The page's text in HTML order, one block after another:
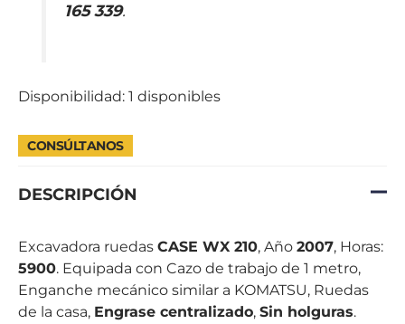
165 339.
Disponibilidad: 1 disponibles
CONSÚLTANOS
DESCRIPCIÓN
Excavadora ruedas CASE WX 210, Año 2007, Horas:
5900. Equipada con Cazo de trabajo de 1 metro,
Enganche mecánico similar a KOMATSU, Ruedas
de la casa, Engrase centralizado, Sin holguras.